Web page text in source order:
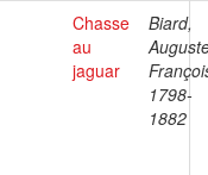
Chasse
au
jaguar
Biard,
1798-
1882